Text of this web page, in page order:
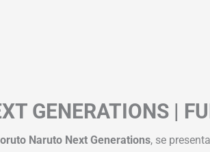
GENERATIONS |
Naruto Next Generations, se